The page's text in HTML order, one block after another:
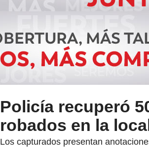
Policía recuperó
robados en la
Los capturados presentan